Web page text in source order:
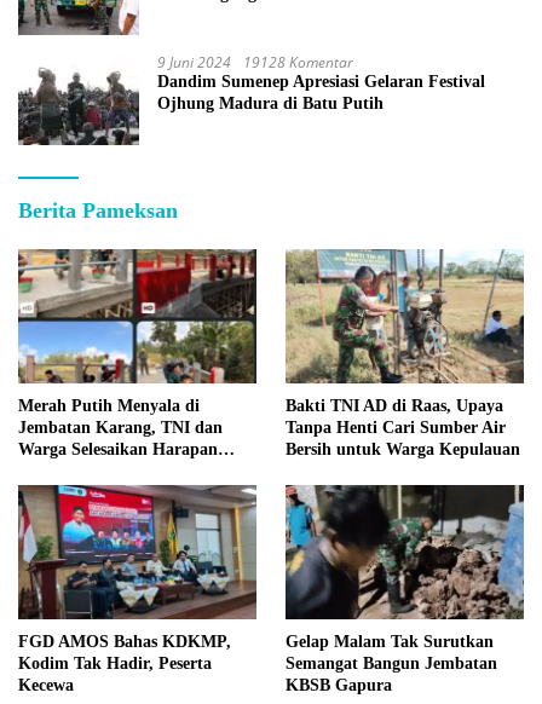
9 Juni 2024 19128 Komentar
Dandim Sumenep Apresiasi Gelaran Festival
Ojhung Madura di Batu Putih
Berita Pameksan
Merah Putih Menyala di
Jembatan Karang, TNI dan
Warga Selesaikan Harapan
Bakti TNI AD di Raas, Upaya
Tanpa Henti Cari Sumber Air
Bersih untuk Warga Kepulauan
FGD AMOS Bahas KDKMP,
Kodim Tak Hadir, Peserta
Kecewa
Gelap Malam Tak Surutkan
Semangat Bangun Jembatan
KBSB Gapura